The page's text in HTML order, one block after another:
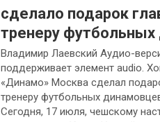
сделало подарок
тренеру
Владимир Лаевский Аудио-
поддерживает элемент audio.
«Динамо» Москва сделал
тренеру футбольных
Сегодня, 17 июля, чешскому